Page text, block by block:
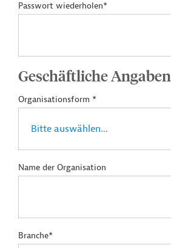
Passwort wiederholen*
Geschäftliche Angaben
Organisationsform *
Name der Organisation
Branche*